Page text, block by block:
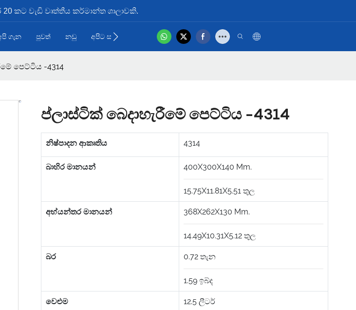
කට වැඩි වෘත්තීය කර්මාන්ත ශාලාවකි.
ගැන පුවත් නඩු අපිට සම්බන්ධව නිෂ්පාදන වීඩියෝව
hot
පෙට්ටිය -4314
ප්ලාස්ටික් බෙදාහැරීමේ පෙට්ටිය -4314
නිෂ්පාදන ආකෘතිය 4314
බාහිර මානයන් 400X300X140 Mm.
15.75X11.81X5.51 තුල
අභ්යන්තර මානයන් 368X262X130 Mm.
14.49X10.31X5.12 තුල
බර 0.72 තැන
1.59 ඉබ්ද
වෙළුම 12.5 ලීටර්